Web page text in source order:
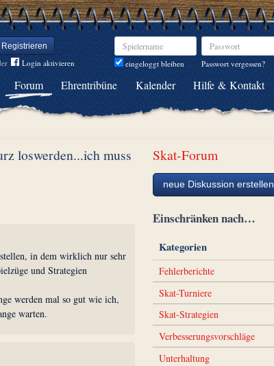
Registrieren
Login aktivieren
Spielername
eingeloggt bleiben
Passwort
Passwort vergessen?
Forum Ehrentribüne Kalender Hilfe & Kontakt
loswerden...ich muss
in dem wirklich nur sehr
und Strategien
werden mal so gut wie ich,
warten.
Skat-Forum
neue Diskussion erstellen
Einschränken nach…
Kategorien
Fehlerberichte
Skat-Turniere
Skat-Strategien
Verbesserungsvorschläge
Unterhaltung